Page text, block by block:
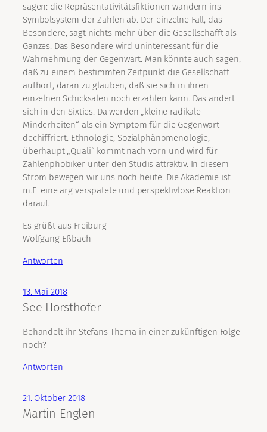
sagen: die Repräsentativitätsfiktionen wandern ins
Symbolsystem der Zahlen ab. Der einzelne Fall, das
Besondere, sagt nichts mehr über die Gesellschafft als
Ganzes. Das Besondere wird uninteressant für die
Wahrnehmung der Gegenwart. Man könnte auch sagen,
daß zu einem bestimmten Zeitpunkt die Gesellschaft
aufhört, daran zu glauben, daß sie sich in ihren
einzelnen Schicksalen noch erzählen kann. Das ändert
sich in den Sixties. Da werden „kleine radikale
Minderheiten“ als ein Symptom für die Gegenwart
dechiffriert. Ethnologie, Sozialphänomenologie,
überhaupt „Quali“ kommt nach vorn und wird für
Zahlenphobiker unter den Studis attraktiv. In diesem
Strom bewegen wir uns noch heute. Die Akademie ist
m.E. eine arg verspätete und perspektivlose Reaktion
darauf.
Es grüßt aus Freiburg
Wolfgang Eßbach
Antworten
13. Mai 2018
See Horsthofer
Behandelt ihr Stefans Thema in einer zukünftigen Folge
noch?
Antworten
21. Oktober 2018
Martin Englen